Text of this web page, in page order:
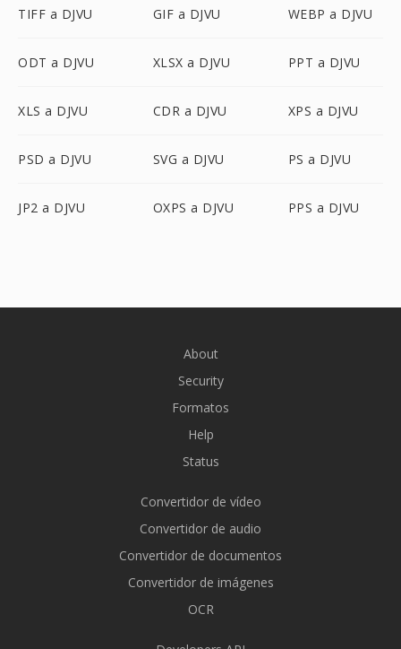
TIFF a DJVU GIF a DJVU WEBP a DJVU
ODT a DJVU XLSX a DJVU PPT a DJVU
XLS a DJVU CDR a DJVU XPS a DJVU
PSD a DJVU SVG a DJVU PS a DJVU
JP2 a DJVU OXPS a DJVU PPS a DJVU
About
Security
Formatos
Help
Status
Convertidor de vídeo
Convertidor de audio
Convertidor de documentos
Convertidor de imágenes
OCR